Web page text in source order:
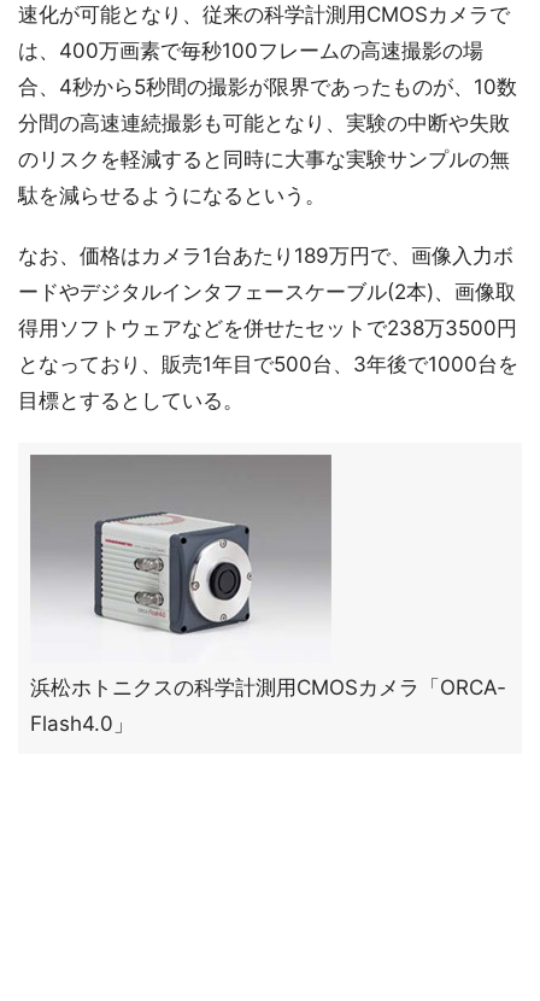
速化が可能となり、従来の科学計測用CMOSカメラで
は、400万画素で毎秒100フレームの高速撮影の場
合、4秒から5秒間の撮影が限界であったものが、10数
分間の高速連続撮影も可能となり、実験の中断や失敗
のリスクを軽減すると同時に大事な実験サンプルの無
駄を減らせるようになるという。
なお、価格はカメラ1台あたり189万円で、画像入力ボ
ードやデジタルインタフェースケーブル(2本)、画像取
得用ソフトウェアなどを併せたセットで238万3500円
となっており、販売1年目で500台、3年後で1000台を
目標とするとしている。
浜松ホトニクスの科学計測用CMOSカメラ「ORCA‐
Flash4.0」